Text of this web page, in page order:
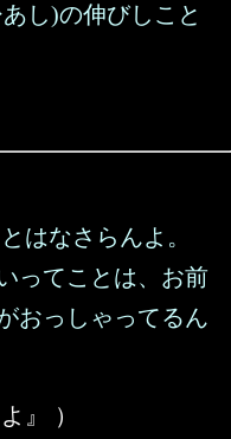
し)の伸びしこと
はなさらんよ。
ってことは、お前
おっしゃってるん
』 ）